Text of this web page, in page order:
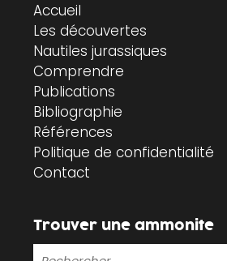
Accueil
Les découvertes
Nautiles jurassiques
Comprendre
Publications
Bibliographie
Références
Politique de confidentialité
Contact
Trouver une ammonite